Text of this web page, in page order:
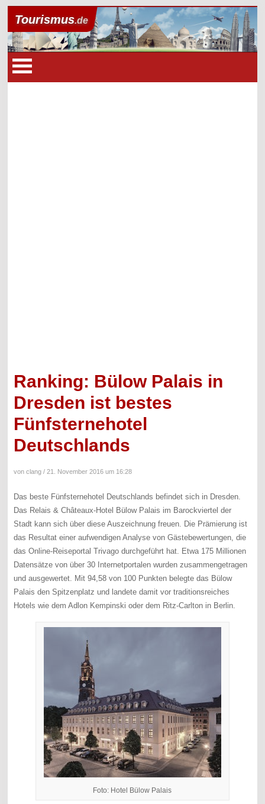
Tourismus.de
Ranking: Bülow Palais in
Dresden ist bestes
Fünfsternehotel
Deutschlands
von clang /21. November 2016 um 16:28
Das beste Fünfsternehotel Deutschlands befindet sich in Dresden.
Das Relais & Châteaux-Hotel Bülow Palais im Barockviertel der
Stadt kann sich über diese Auszeichnung freuen. Die Prämierung ist
das Resultat einer aufwendigen Analyse von Gästebewertungen, die
das Online-Reiseportal Trivago durchgeführt hat. Etwa 175 Millionen
Datensätze von über 30 Internetportalen wurden zusammengetragen
und ausgewertet. Mit 94,58 von 100 Punkten belegte das Bülow
Palais den Spitzenplatz und landete damit vor traditionsreiches
Hotels wie dem Adlon Kempinski oder dem Ritz-Carlton in Berlin.
Foto: Hotel Bülow Palais